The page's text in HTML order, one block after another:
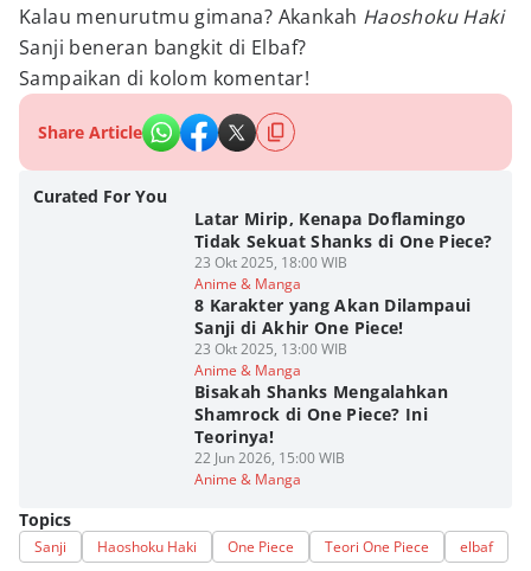
Kalau menurutmu gimana? Akankah Haoshoku Haki
Sanji beneran bangkit di Elbaf?
Sampaikan di kolom komentar!
Share Article
Curated For You
Latar Mirip, Kenapa Doflamingo
Tidak Sekuat Shanks di One Piece?
23 Okt 2025, 18:00 WIB
Anime & Manga
8 Karakter yang Akan Dilampaui
Sanji di Akhir One Piece!
23 Okt 2025, 13:00 WIB
Anime & Manga
Bisakah Shanks Mengalahkan
Shamrock di One Piece? Ini
Teorinya!
22 Jun 2026, 15:00 WIB
Anime & Manga
Topics
Sanji Haoshoku Haki One Piece Teori One Piece elbaf